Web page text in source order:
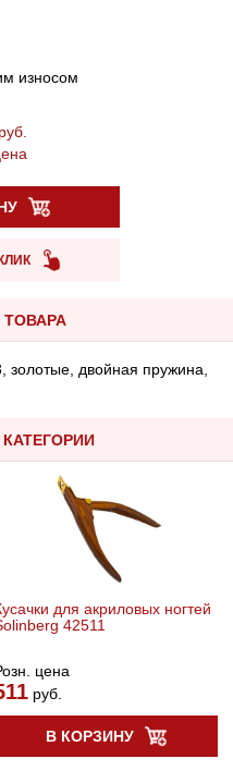
износом
руб.
золотые, двойная пружина,
для акриловых ногтей
42511
цена
руб.
В КОРЗИНУ